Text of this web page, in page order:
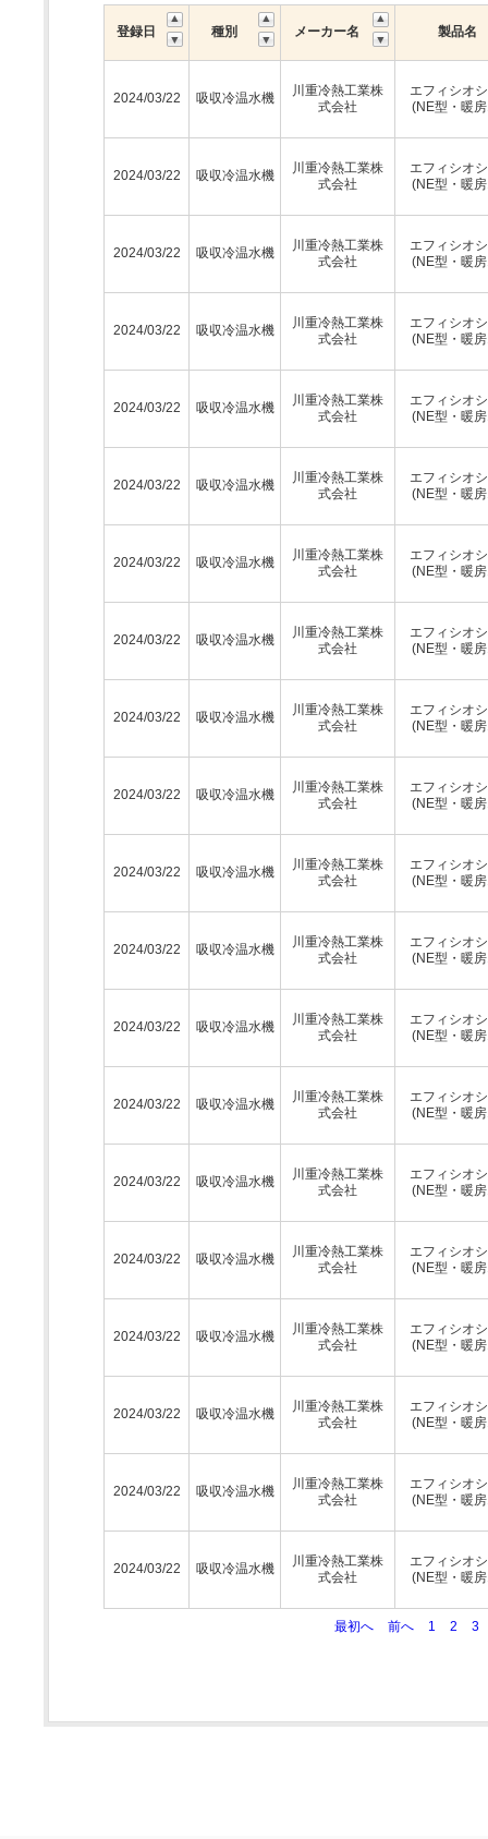
登録日 種別 メーカー名 製品名
2024/03/22 吸収冷温水機
川重冷熱工業株
式会社
エフィシオ
(NE型・暖
2024/03/22 吸収冷温水機
川重冷熱工業株
式会社
エフィシオ
(NE型・暖
2024/03/22 吸収冷温水機
川重冷熱工業株
式会社
エフィシオ
(NE型・暖
2024/03/22 吸収冷温水機
川重冷熱工業株
式会社
エフィシオ
(NE型・暖
2024/03/22 吸収冷温水機
川重冷熱工業株
式会社
エフィシオ
(NE型・暖
2024/03/22 吸収冷温水機
川重冷熱工業株
式会社
エフィシオ
(NE型・暖
2024/03/22 吸収冷温水機
川重冷熱工業株
式会社
エフィシオ
(NE型・暖
2024/03/22 吸収冷温水機
川重冷熱工業株
式会社
エフィシオ
(NE型・暖
2024/03/22 吸収冷温水機
川重冷熱工業株
式会社
エフィシオ
(NE型・暖
2024/03/22 吸収冷温水機
川重冷熱工業株
式会社
エフィシオ
(NE型・暖
2024/03/22 吸収冷温水機
川重冷熱工業株
式会社
エフィシオ
(NE型・暖
2024/03/22 吸収冷温水機
川重冷熱工業株
式会社
エフィシオ
(NE型・暖
2024/03/22 吸収冷温水機
川重冷熱工業株
式会社
エフィシオ
(NE型・暖
2024/03/22 吸収冷温水機
川重冷熱工業株
式会社
エフィシオ
(NE型・暖
2024/03/22 吸収冷温水機
川重冷熱工業株
式会社
エフィシオ
(NE型・暖
2024/03/22 吸収冷温水機
川重冷熱工業株
式会社
エフィシオ
(NE型・暖
2024/03/22 吸収冷温水機
川重冷熱工業株
式会社
エフィシオ
(NE型・暖
2024/03/22 吸収冷温水機
川重冷熱工業株
式会社
エフィシオ
(NE型・暖
2024/03/22 吸収冷温水機
川重冷熱工業株
式会社
エフィシオ
(NE型・暖
2024/03/22 吸収冷温水機
川重冷熱工業株
式会社
エフィシオ
(NE型・暖
最初へ 前へ 1 2 3